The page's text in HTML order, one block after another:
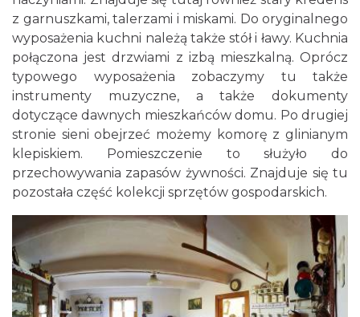
z garnuszkami, talerzami i miskami. Do oryginalnego
wyposażenia kuchni należą także stół i ławy. Kuchnia
połączona jest drzwiami z izbą mieszkalną. Oprócz
typowego wyposażenia zobaczymy tu także
instrumenty muzyczne, a także dokumenty
dotyczące dawnych mieszkańców domu. Po drugiej
stronie sieni obejrzeć możemy komorę z glinianym
klepiskiem. Pomieszczenie to służyło do
przechowywania zapasów żywności. Znajduje się tu
pozostała część kolekcji sprzętów gospodarskich.